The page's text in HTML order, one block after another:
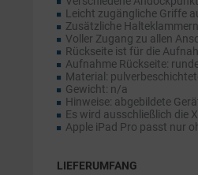
Leicht zugängliche Griffe
Zusätzliche
Voller Zugang zu allen
Rückseite ist für die
Aufnahme Rückseite:
Material:
Gewicht: n/a
Hinweise: abgebildete
Es wird ausschließlich die
Apple iPad Pro passt nur
LIEFERUMFANG